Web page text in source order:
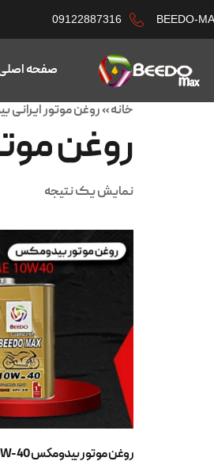
BEEDO-
09122887316
صفحه
خانه»روغن موتور
روغن
نمایش یک نتیجه
روغن موتور بیدومکس SAE 10W-40